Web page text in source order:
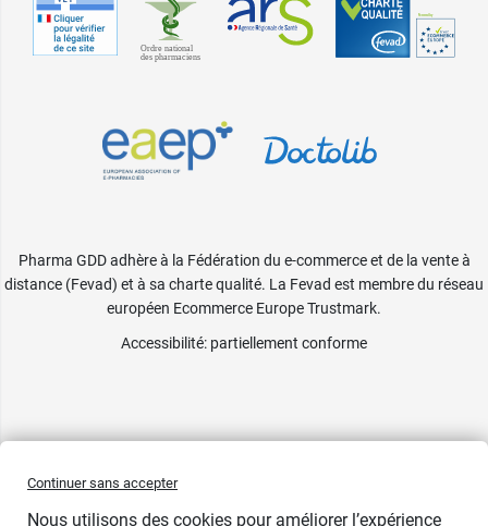
Pharma GDD adhère à la Fédération du e-commerce et de la vente à
distance (Fevad) et à sa charte qualité. La Fevad est membre du réseau
européen Ecommerce Europe Trustmark.
Accessibilité: partiellement conforme
Continuer sans accepter
Nous utilisons des cookies pour améliorer l’expérience